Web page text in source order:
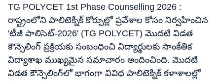
TG POLYCET 1st Phase Counselling 2026 :
రాష్ట్రంలోని పాలిటెక్నిక్ కోర్సుల్లో ప్రవేశాల కోసం నిర్వహించిన
'టీజీ పాలిసెట్-2026' (TG POLYCET) మొదటి విడత
కౌన్సెలింగ్ ప్రక్రియకు సంబంధించి విద్యార్థులకు సాంకేతిక
విద్యాశాఖ ముఖ్యమైన సమాచారం అందించింది. మొదటి
విడత కౌన్సెలింగ్‌లో భాగంగా వివిధ పాలిటెక్నిక్ కళాశాలల్లో